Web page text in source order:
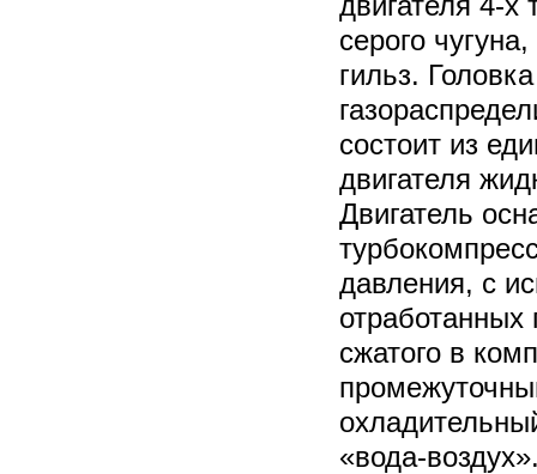
серого
гильз.
состоит из
двигателя
Двигатель
давления, с
сжатого в
«вода-